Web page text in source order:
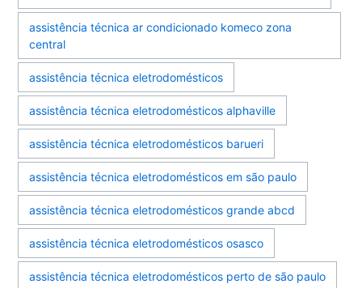
assistência técnica ar condicionado komeco zona
central
assistência técnica eletrodomésticos
assistência técnica eletrodomésticos alphaville
assistência técnica eletrodomésticos barueri
assistência técnica eletrodomésticos em são paulo
assistência técnica eletrodomésticos grande abcd
assistência técnica eletrodomésticos osasco
assistência técnica eletrodomésticos perto de são paulo